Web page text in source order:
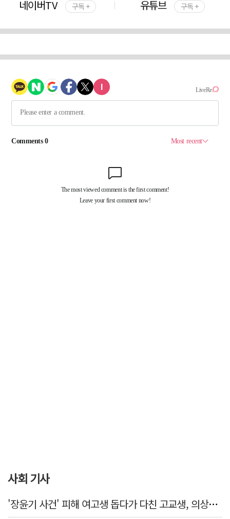
네이버TV 구독 + 유튜브 구독 +
사회 기사
'장윤기 사건' 피해 여고생 돕다가 다친 고교생, 의상자 인정